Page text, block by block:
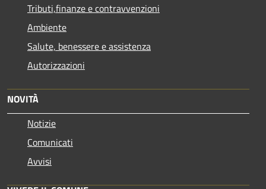
Tributi,finanze e contravvenzioni
Ambiente
Salute, benessere e assistenza
Autorizzazioni
NOVITÀ
Notizie
Comunicati
Avvisi